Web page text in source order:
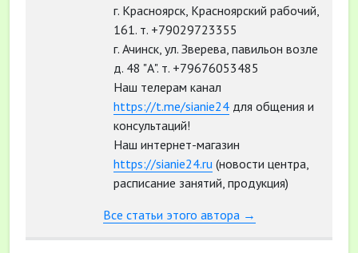
г. Красноярск, Красноярский рабочий,
161. т. +79029723355
г. Ачинск, ул. Зверева, павильон возле
д. 48 "А". т. +79676053485
Наш телерам канал
https://t.me/sianie24 для общения и
консультаций!
Наш интернет-магазин
https://sianie24.ru (новости центра,
расписание занятий, продукция)
Все статьи этого автора →